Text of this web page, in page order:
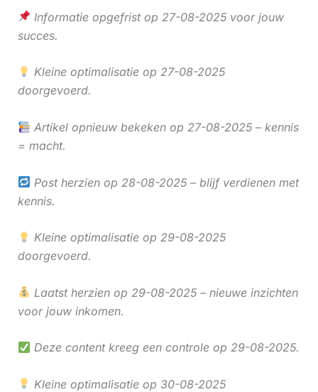
Informatie opgefrist op 27-08-2025 voor jouw
succes.
Kleine optimalisatie op 27-08-2025
doorgevoerd.
Artikel opnieuw bekeken op 27-08-2025 – kennis
= macht.
Post herzien op 28-08-2025 – blijf verdienen met
kennis.
Kleine optimalisatie op 29-08-2025
doorgevoerd.
Laatst herzien op 29-08-2025 – nieuwe inzichten
voor jouw inkomen.
Deze content kreeg een controle op 29-08-2025.
Kleine optimalisatie op 30-08-2025